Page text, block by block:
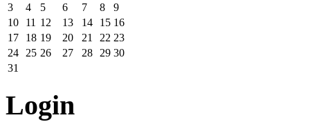
3
4 5 6 7 8
9
10
11 12 13 14 15 16
17
18 19 20 21 22 23
24
25 26 27 28 29 30
31
Login